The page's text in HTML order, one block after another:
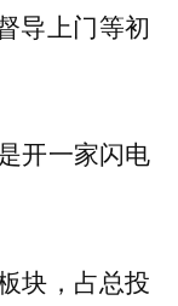
导上门等初
开一家闪电
块，占总投